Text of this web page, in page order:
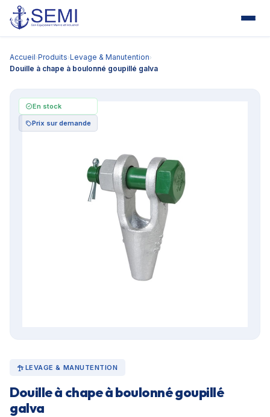
Accueil›Produits›Levage & Manutention›
Douille à chape à boulonné goupillé galva
En stock
Prix sur demande
LEVAGE & MANUTENTION
Douille à chape à boulonné goupillé
galva